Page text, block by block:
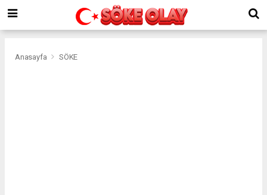
Anasayfa SÖKE